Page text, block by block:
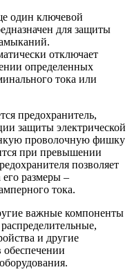
один ключевой
для защиты
отключает
определенных
тока или
предохранитель,
защиты электрической
проволочную фишку
при превышении
позволяет
его размеры –
тока.
важные компоненты
и другие